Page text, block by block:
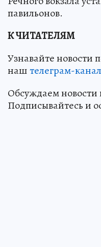
павильонов.
К ЧИТАТЕЛЯМ
Узнавайте
наштелеграм-канал
Обсуждаем
Подписывайтесь и